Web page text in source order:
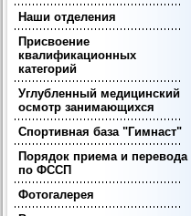
Наши отделения
Присвоение
квалификационных
категорий
Углубленный медицинский
осмотр занимающихся
Спортивная база "Гимнаст"
Порядок приема и перевода
по ФССП
Фотогалерея